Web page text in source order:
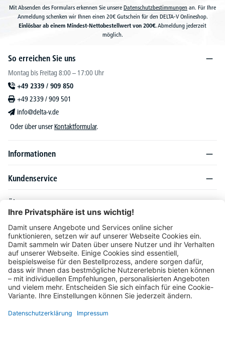
Mit Absenden des Formulars erkennen Sie unsere Datenschutzbestimmungen an. Für Ihre
Anmeldung schenken wir Ihnen einen 20€ Gutschein für den DELTA-V Onlineshop.
Einlösbar ab einem Mindest-Nettobestellwert von 200€.Abmeldung jederzeit
möglich.
So erreichen Sie uns
Montag bis Freitag 8:00 – 17:00 Uhr
+49 2339 / 909 850
+49 2339 / 909 501
info@delta-v.de
Oder über unser Kontaktformular.
Informationen
Kundenservice
Über DELTA-V
Produktsortiment
Ratgeber
Folgen Sie uns auch auf
Unser Angebot richtet sich ausschließlich an Industrie, Handel, Gewerbe und